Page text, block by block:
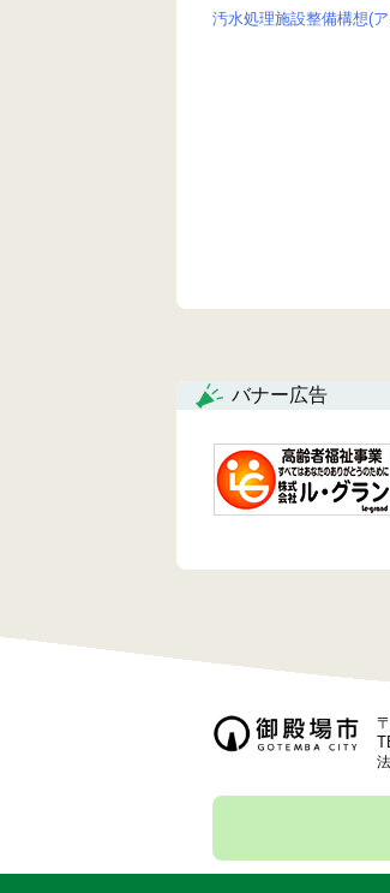
ン
汚水処理施設整備構想(
バナー広告